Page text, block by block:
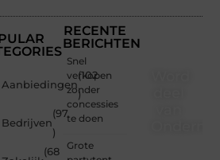
Aanbiedingen
(102
)
Bedrijven
(97
)
(68
RECENTE
BERICHTEN
Snel
verkopen
zonder
concessies
te doen
Grote